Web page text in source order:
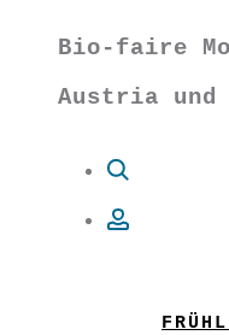
Bio-faire
Austria und